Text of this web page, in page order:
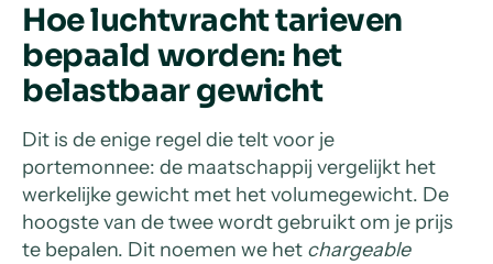
Hoe luchtvracht tarieven
bepaald worden: het
belastbaar gewicht
Dit is de enige regel die telt voor je
portemonnee: de maatschappij vergelijkt het
werkelijke gewicht met het volumegewicht. De
hoogste van de twee wordt gebruikt om je prijs
te bepalen. Dit noemen we het chargeable